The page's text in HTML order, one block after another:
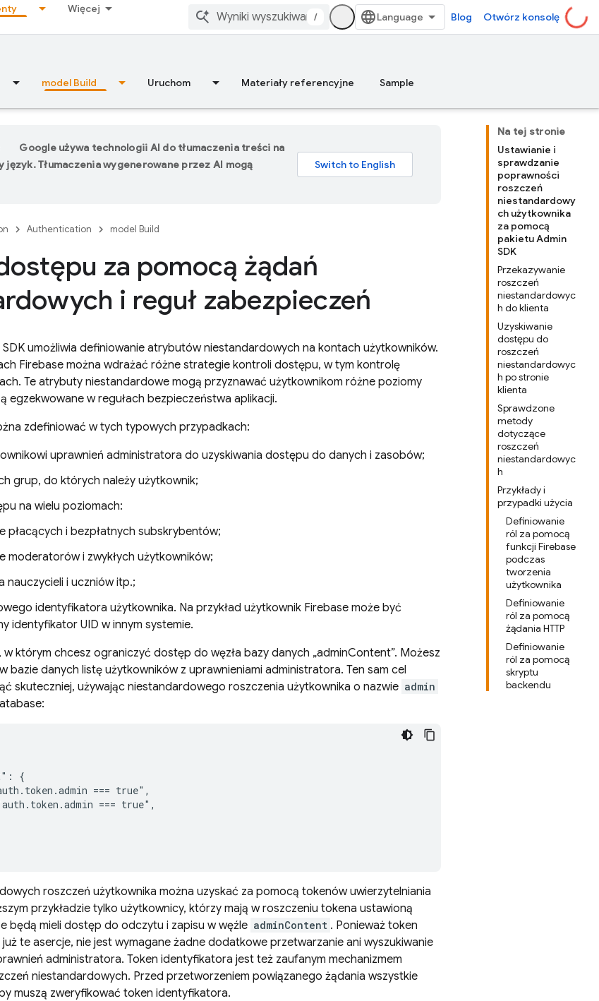
Więcej
/ Blog Otwórz konsolę
model Build Uruchom Materiały referencyjne Sample
Na tej stronie
Ustawianie i
sprawdzanie
poprawności
roszczeń
niestandardowy
ch użytkownika
za pomocą
pakietu Admin
SDK
Przekazywanie
roszczeń
niestandardowyc
h do klienta
Uzyskiwanie
dostępu do
roszczeń
niestandardowyc
h po stronie
klienta
Sprawdzone
metody
dotyczące
roszczeń
niestandardowyc
h
Przykłady i
przypadki użycia
Definiowanie
ról za pomocą
funkcji Firebase
podczas
tworzenia
użytkownika
Definiowanie
ról za pomocą
żądania HTTP
Definiowanie
ról za pomocą
skryptu
backendu
Google używa technologii AI do tłumaczenia treści na
Tłumaczenia wygenerowane przez AI mogą
Authentication model Build
za pomocą żądań
i reguł zabezpieczeń
SDK umożliwia definiowanie atrybutów niestandardowych na kontach użytkowników.
Firebase można wdrażać różne strategie kontroli dostępu, w tym kontrolę
Te atrybuty niestandardowe mogą przyznawać użytkownikom różne poziomy
egzekwowane w regułach bezpieczeństwa aplikacji.
zdefiniować w tych typowych przypadkach:
uprawnień administratora do uzyskiwania dostępu do danych i zasobów;
grup, do których należy użytkownik;
na wielu poziomach:
płacących i bezpłatnych subskrybentów;
moderatorów i zwykłych użytkowników;
nauczycieli i uczniów itp.;
identyfikatora użytkownika. Na przykład użytkownik Firebase może być
identyfikator UID w innym systemie.
w którym chcesz ograniczyć dostęp do węzła bazy danych „adminContent”. Możesz
bazie danych listę użytkowników z uprawnieniami administratora. Ten sam cel
skuteczniej, używając niestandardowego roszczenia użytkownika o nazwie admin
:
{
=== true",
=== true",
roszczeń użytkownika można uzyskać za pomocą tokenów uwierzytelniania
przykładzie tylko użytkownicy, którzy mają w roszczeniu tokena ustawioną
będą mieli dostęp do odczytu i zapisu w węźle adminContent . Ponieważ token
te asercje, nie jest wymagane żadne dodatkowe przetwarzanie ani wyszukiwanie
administratora. Token identyfikatora jest też zaufanym mechanizmem
niestandardowych. Przed przetworzeniem powiązanego żądania wszystkie
muszą zweryfikować token identyfikatora.